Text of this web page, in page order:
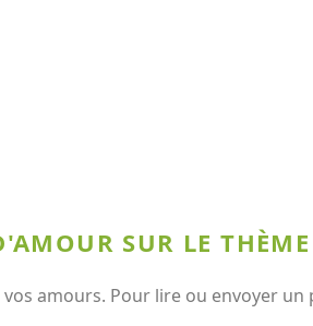
SUR LE
amours. Pour lire ou envoyer